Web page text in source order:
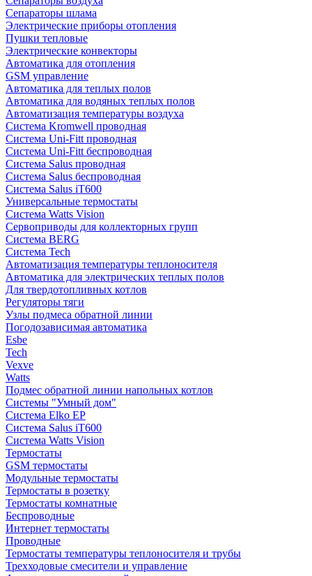
Сепараторы шлама
Электрические приборы отопления
Пушки тепловые
Электрические конвекторы
Автоматика для отопления
GSM управление
Автоматика для теплых полов
Автоматика для водяных теплых полов
Автоматизация температуры воздуха
Система Kromwell проводная
Система Uni-Fitt проводная
Система Uni-Fitt беспроводная
Система Salus проводная
Система Salus беспроводная
Система Salus iT600
Универсальные термостаты
Система Watts Vision
Сервоприводы для коллекторных групп
Система BERG
Система Tech
Автоматизация температуры теплоносителя
Автоматика для электрических теплых полов
Для твердотопливных котлов
Регуляторы тяги
Узлы подмеса обратной линии
Погодозависимая автоматика
Esbe
Tech
Vexve
Watts
Подмес обратной линии напольных котлов
Системы "Умный дом"
Система Elko EP
Система Salus iT600
Система Watts Vision
Термостаты
GSM термостаты
Модульные термостаты
Термостаты в розетку
Термостаты комнатные
Беспроводные
Интернет термостаты
Проводные
Термостаты температуры теплоносителя и трубы
Трехходовые смесители и управление